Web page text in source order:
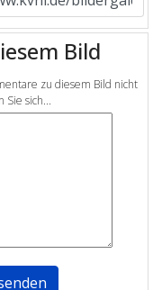
Bild
zu diesem Bild nicht
Sie sich...